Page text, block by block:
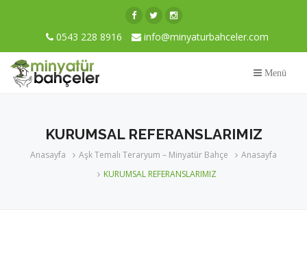
0543 228 8916 info@minyaturbahceler.com
Menü
KURUMSAL REFERANSLARIMIZ
Anasayfa Aşk Temalı Teraryum – Minyatür Bahçe
Anasayfa
KURUMSAL REFERANSLARIMIZ